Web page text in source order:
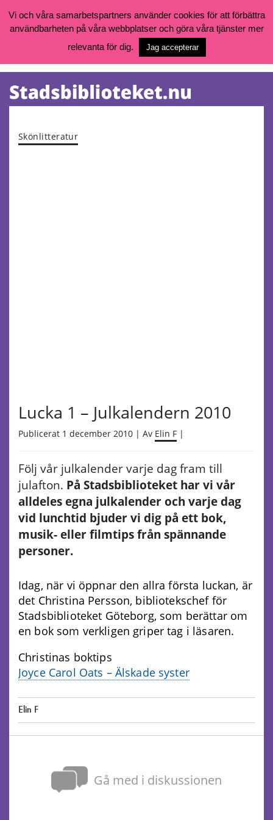
Vill du söka böcker, logga in på ditt bibliotekskonto eller nå övriga
goteborg.se/bibliotek
Öppettider, katalog och kontakt
Tjänster
Skönlitteratur
Lucka 1 – Julkalendern 2010
Publicerat 1 december 2010 | Av Elin F |
Följ vår julkalender varje dag fram till
julafton. På Stadsbiblioteket har vi vår
alldeles egna julkalender och varje dag
vid lunchtid bjuder vi dig på ett bok,
musik- eller filmtips från spännande
personer.
Idag, när vi öppnar den allra första luckan, är
det Christina Persson, bibliotekschef för
Stadsbiblioteket Göteborg, som berättar om
en bok som verkligen griper tag i läsaren.
Christinas boktips
Joyce Carol Oats – Älskade syster
Elin F
Gå med i diskussionen
Vi och våra samarbetspartners använder cookies för att förbättra
användbarheten på våra webbplatser och göra våra tjänster mer
relevanta för dig.
Jag accepterar